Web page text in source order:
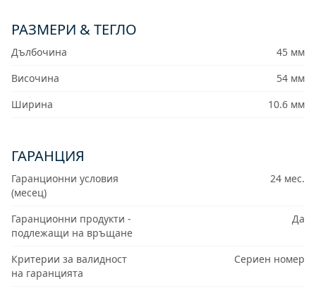
РАЗМЕРИ & ТЕГЛО
Дълбочина
45 мм
Височина
54 мм
Ширина
10.6 мм
ГАРАНЦИЯ
Гаранционни условия
(месец)
24 мес.
Гаранционни продукти -
подлежащи на връщане
Да
Критерии за валидност
на гаранцията
Сериен номер